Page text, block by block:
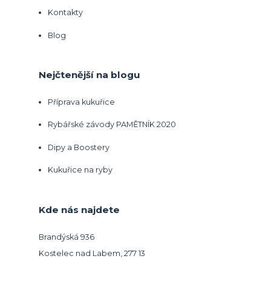
Kontakty
Blog
Nejčtenější na blogu
Příprava kukuřice
Rybářské závody PAMĚTNÍK 2020
Dipy a Boostery
Kukuřice na ryby
Kde nás najdete
Brandýská 936
Kostelec nad Labem, 277 13